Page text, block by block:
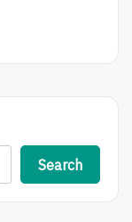
Search